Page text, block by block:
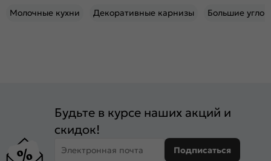
Молочные кухни Декоративные карнизы Большие
Будьте в курсе наших акций и
скидок!
Электронная почта Подписаться